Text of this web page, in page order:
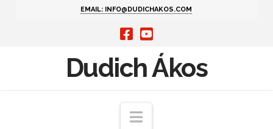
EMAIL: INFO@DUDICHAKOS.COM
Dudich Ákos
Navigation